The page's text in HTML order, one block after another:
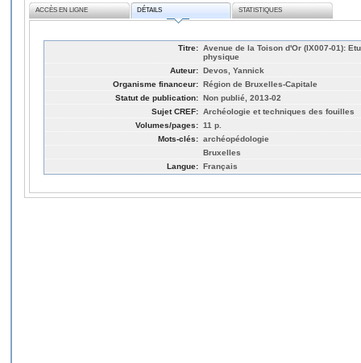
ACCÈS EN LIGNE DÉTAILS STATISTIQUES
Titre: Avenue de la Toison d'Or (IX007-01):
physique
Auteur: Devos, Yannick
Organisme financeur: Région de Bruxelles-Capitale
Statut de publication: Non publié, 2013-02
Sujet CREF: Archéologie et techniques des fouilles
Volumes/pages: 11 p.
Mots-clés: archéopédologie
Bruxelles
Langue: Français